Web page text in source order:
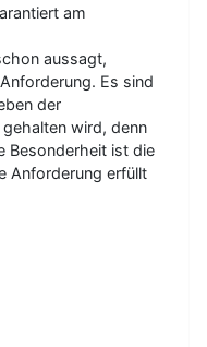
am
aussagt,
Es sind
der
wird, denn
Besonderheit ist die
Anforderung erfüllt